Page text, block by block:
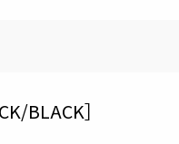
BLACK］